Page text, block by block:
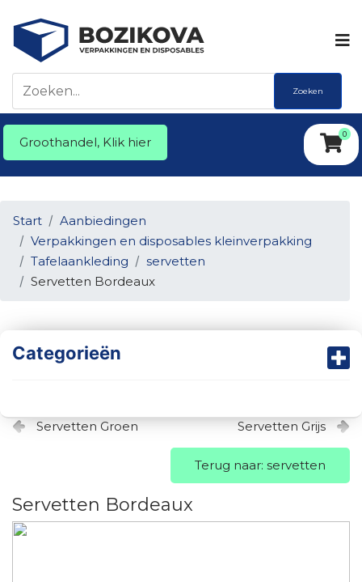
Zoeken
Groothandel, Klik hier
0
Start
Aanbiedingen
Verpakkingen en disposables kleinverpakking
Tafelaankleding
servetten
Servetten Bordeaux
Categorieën
Servetten Groen Servetten Grijs
Terug naar: servetten
Servetten Bordeaux